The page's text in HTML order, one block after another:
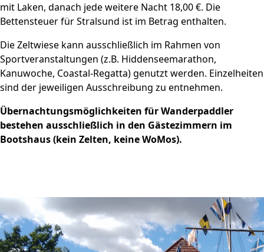
mit Laken, danach jede weitere Nacht 18,00 €. Die
Bettensteuer für Stralsund ist im Betrag enthalten.
Die Zeltwiese kann ausschließlich im Rahmen von
Sportveranstaltungen (z.B. Hiddenseemarathon,
Kanuwoche, Coastal-Regatta) genutzt werden. Einzelheiten
sind der jeweiligen Ausschreibung zu entnehmen.
Übernachtungsmöglichkeiten für Wanderpaddler
bestehen ausschließlich in den Gästezimmern im
Bootshaus (kein Zelten, keine WoMos).